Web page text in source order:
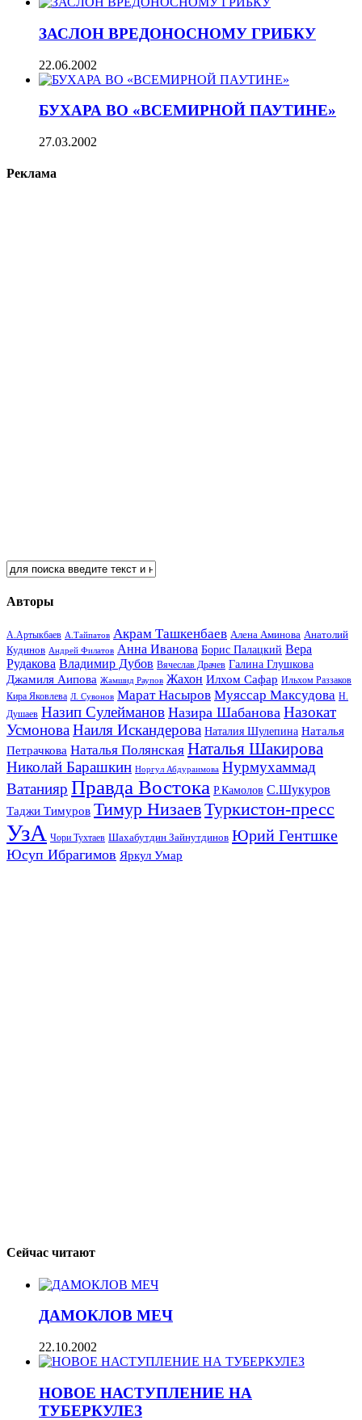
ЗАСЛОН ВРЕДОНОСНОМУ ГРИБКУ
22.06.2002
БУХАРА ВО «ВСЕМИРНОЙ ПАУТИНЕ»
27.03.2002
Реклама
Авторы
А.Артыкбаев А.Тайпатов Акрам Ташкенбаев Алена Аминова Анатолий
Кудинов Андрей Филатов Анна Иванова Борис Палацкий Вера
Рудакова Владимир Дубов Вячеслав Драчев Галина Глушкова
Джамиля Аипова Жамшид Раупов Жахон Илхом Сафар Ильхом Раззаков
Кира Яковлева Л. Сувонов Марат Насыров Муяссар Максудова Н.
Душаев Назип Сулейманов Назира Шабанова Назокат
УсмоноваНаиля Искандерова Наталия Шулепина Наталья
Петрачкова Наталья Полянская Наталья Шакирова
Николай Барашкин Норгул Абдураимова Нурмухаммад
Ватанияр Правда Востока Р.Камолов С.Шукуров
Таджи Тимуров Тимур НизаевТуркистон-пресс
УзА Чори Тухтаев Шахабутдин Зайнутдинов Юрий Гентшке
Юсуп Ибрагимов Яркул Умар
Сейчас читают
ДАМОКЛОВ МЕЧ
22.10.2002
НОВОЕ НАСТУПЛЕНИЕ НА
ТУБЕРКУЛЕЗ